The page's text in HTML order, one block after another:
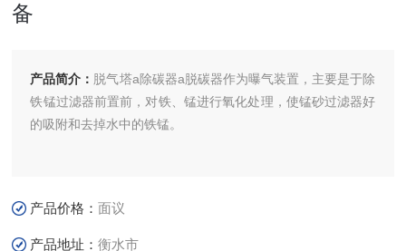
备
产品简介： 脱气塔a除碳器a脱碳器作为曝气装置，主要是于除
铁锰过滤器前置前，对铁、锰进行氧化处理，使锰砂过滤器好
的吸附和去掉水中的铁锰。
产品价格：面议
产品地址：衡水市